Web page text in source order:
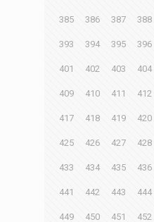
385 386 387 388
393 394 395 396
401 402 403 404
409 410 411 412
417 418 419 420
425 426 427 428
433 434 435 436
441 442 443 444
449 450 451 452